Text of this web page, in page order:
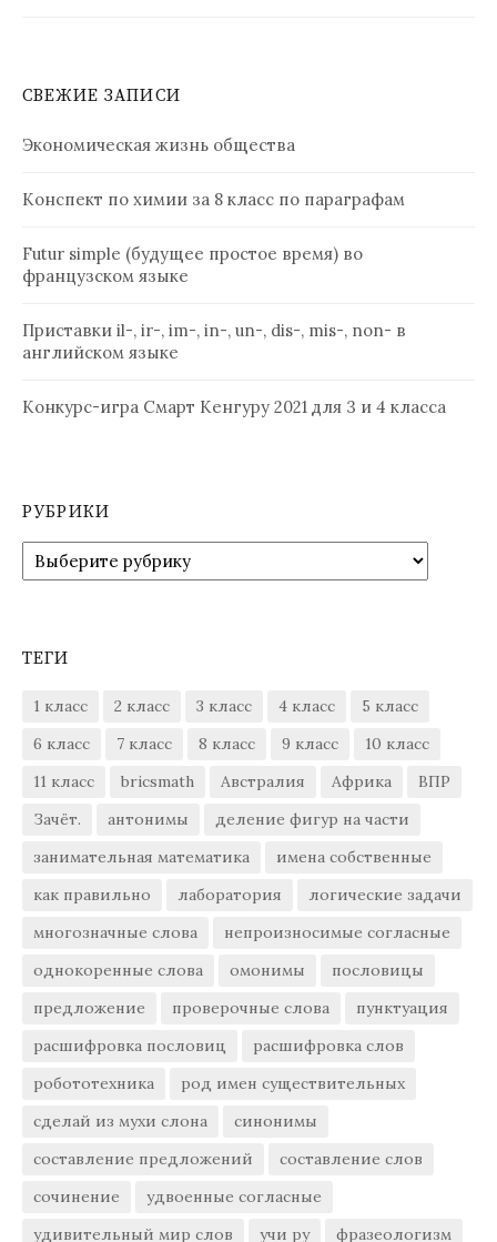
СВЕЖИЕ ЗАПИСИ
Экономическая жизнь общества
Конспект по химии за 8 класс по параграфам
Futur simple (будущее простое время) во
французском языке
Приставки il-, ir-, im-, in-, un-, dis-, mis-, non- в
английском языке
Конкурс-игра Смарт Кенгуру 2021 для 3 и 4 класса
РУБРИКИ
Рубрики
ТЕГИ
1 класс 2 класс 3 класс 4 класс
5 класс
6 класс
7 класс 8 класс 9 класс
10 класс
11 класс
bricsmath Австралия Африка
ВПР
Зачёт.
антонимы
деление фигур на части
занимательная математика
имена собственные
как правильно
лаборатория
логические задачи
многозначные слова
непроизносимые согласные
однокоренные слова
омонимы
пословицы
предложение
проверочные слова
пунктуация
расшифровка пословиц
расшифровка слов
робототехника
род имен существительных
сделай из мухи слона
синонимы
составление предложений
составление слов
сочинение
удвоенные согласные
удивительный мир слов
учи ру фразеологизм